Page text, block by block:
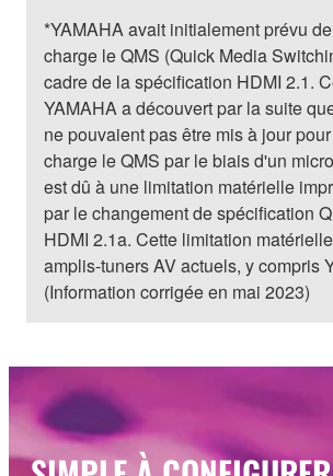
*YAMAHA avait initialement prévu
charge le QMS (Quick Media
cadre de la spécification HDMI 2.1.
YAMAHA a découvert par la suite
ne pouvaient pas être mis à jour
charge le QMS par le biais d'un
est dû à une limitation matérielle
par le changement de spécification
HDMI 2.1a. Cette limitation
amplis-tuners AV actuels, y compris
(Information corrigée en mai 2023)